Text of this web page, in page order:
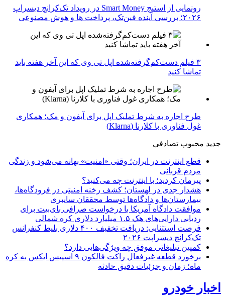
رونمایی از استیج Smart Money در رویداد تک‌کرانچ دیسراپ
۲۰۲۶؛ بررسی آینده فین‌تک، پرداخت‌ ها و هوش مصنوعی
۳ فیلم دست‌کم‌گرفته‌شده اپل تی وی که این آخر هفته باید
تماشا کنید
طرح اجاره به شرط تملیک اپل برای آیفون و مک؛ همکاری
غول فناوری با کلارنا (Klarna)
جدید محبوب تصادفی
قطع اینترنت در ایران؛ وقتی «امنیت» بهانه می‌شود و زندگی
مردم قربانی
پیرمان کردید؛ با اینترنت چه می‌کنید؟
هشدار جدی در لهستان؛ کشف رخنه امنیتی در فرودگاه‌ها،
بیمارستان‌ها و دادگاه‌ها توسط محققان سایبری
موافقت دادگاه آمریکا با درخواست صرافی بای‌بیت برای
ردیابی دارایی‌های هک ۱.۵ میلیارد دلاری کره شمالی
فرصت استثنایی: دریافت تخفیف ۴۰۰ دلاری بلیط کنفرانس
تک‌کرانچ دیسراپت ۲۰۲۶
کمپین تبلیغاتی موفق چه ویژگی‌هایی دارد؟
برخورد قطعه غیرفعال راکت فالکون ۹ اسپیس ایکس به کره
ماه؛ زمان و جزئیات دقیق حادثه
اخبار خودرو